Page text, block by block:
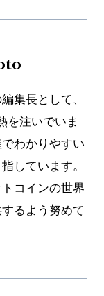
集長として、
を注いでいま
わかりやすい
しています。
コインの世界
るよう努めて